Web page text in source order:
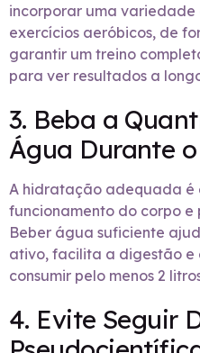
incorporar uma
exercícios aeróbicos, de
garantir um treino
para ver resultados a
3. Beba a
Água Durante
A hidratação adequada é
funcionamento do corpo
Beber água suficiente
ativo, facilita a digestão e
consumir pelo menos 2
4. Evite Seguir